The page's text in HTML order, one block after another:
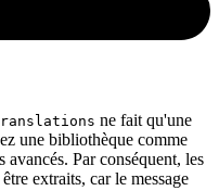
ne fait qu'une
une bibliothèque comme
Par conséquent, les
extraits, car le message